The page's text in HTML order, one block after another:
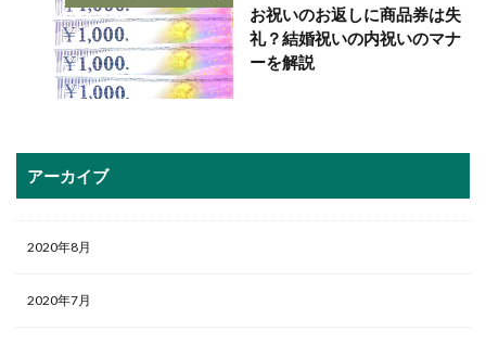
お祝いのお返しに商品券は失
礼？結婚祝いの内祝いのマナ
ーを解説
アーカイブ
2020年8月
2020年7月